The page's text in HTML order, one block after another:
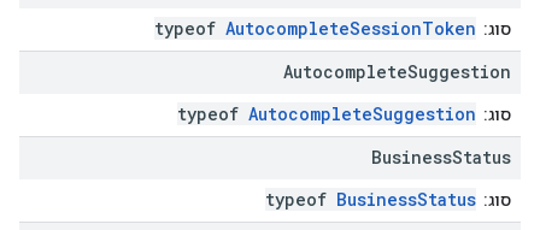
סוג: typeof AutocompleteSessionToken
AutocompleteSuggestion
סוג: typeof AutocompleteSuggestion
BusinessStatus
סוג: typeof BusinessStatus